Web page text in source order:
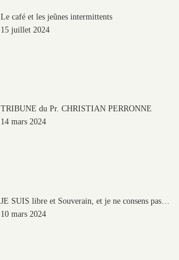
Le café et les jeûnes intermittents
15 juillet 2024
TRIBUNE du Pr. CHRISTIAN PERRONNE
14 mars 2024
JE SUIS libre et Souverain, et je ne consens pas…
10 mars 2024